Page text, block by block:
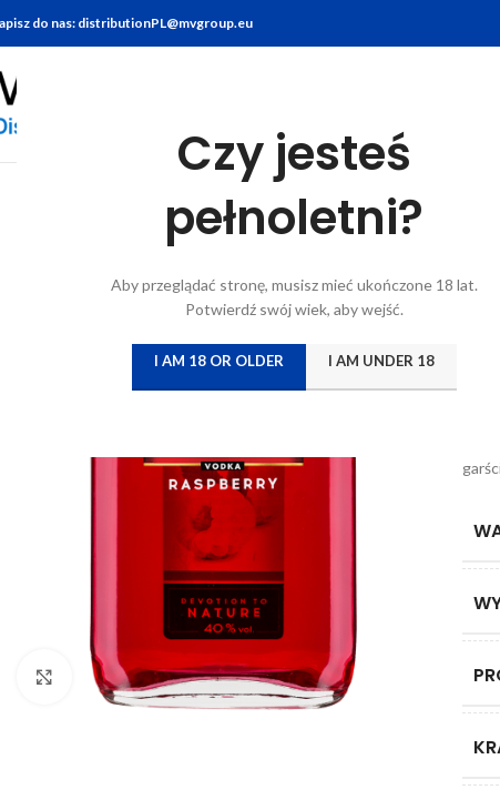
Czy jesteś
pełnoletni?
Aby przeglądać stronę, musisz mieć ukończone 18 lat.
Potwierdź swój wiek, aby wejść.
I AM 18 OR OLDER I AM UNDER 18
do nas: distributionPL@mvgroup.eu
Click to enlarge